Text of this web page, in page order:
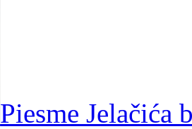
Piesme Jelačića